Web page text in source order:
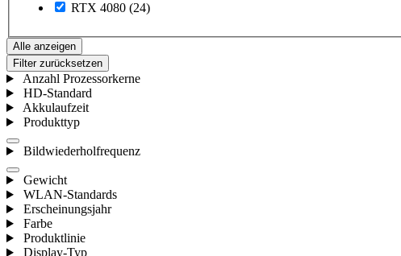
RTX 4080 (24)
Alle anzeigen
Filter zurücksetzen
Anzahl Prozessorkerne
HD-Standard
Akkulaufzeit
Produkttyp
Bildwiederholfrequenz
Gewicht
WLAN-Standards
Erscheinungsjahr
Farbe
Produktlinie
Display-Typ